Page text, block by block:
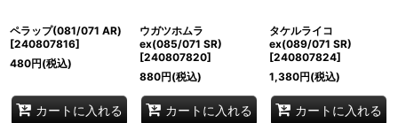
ペラップ(081/071 AR)
[240807816]
480円(税込)
カートに入れる
ウガツホムラ
ex(085/071 SR)
[240807820]
880円(税込)
カートに入れる
タケルライコ
ex(089/071 SR)
[240807824]
1,380円(税込)
カートに入れる